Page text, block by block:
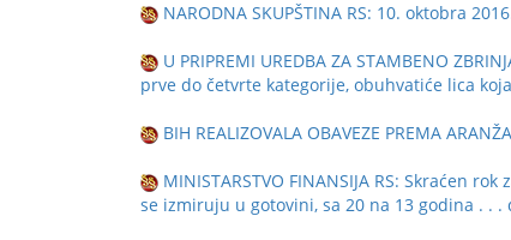
NARODNA SKUPŠTINA RS: 10. oktobra
U PRIPREMI UREDBA ZA STAMBENO
prve do četvrte kategorije, obuhvatiće lica
BIH REALIZOVALA OBAVEZE PREMA
MINISTARSTVO FINANSIJA RS: Skraćen
se izmiruju u gotovini, sa 20 na 13 godina . . .